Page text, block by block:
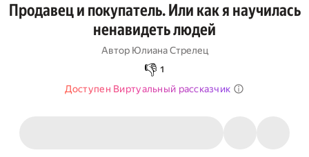
Продавец и покупатель. Или как я научилась
ненавидеть людей
Автор Юлиана Стрелец
👎 1
Доступен Виртуальный рассказчик